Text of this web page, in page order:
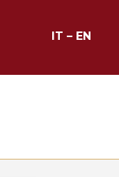
IT – EN